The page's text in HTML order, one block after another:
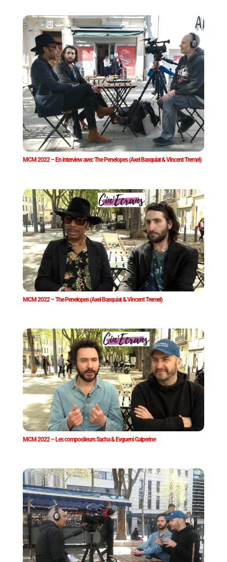
MCM 2022 – En interview avec The Penelopes (Axel Basquiat & Vincent Tremel)
MCM 2022 – The Penelopes (Axel Basquiat & Vincent Tremel)
MCM 2022 – Les compositeurs Sacha & Evgueni Galperine